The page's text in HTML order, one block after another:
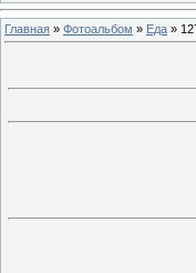
Главная » Фотоальбом » Еда »